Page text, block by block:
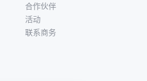
合作伙伴
活动
联系商务